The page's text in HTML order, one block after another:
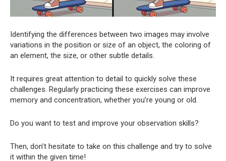
Identifying the differences between two images may involve
variations in the position or size of an object, the coloring of
an element, the size, or other subtle details.
It requires great attention to detail to quickly solve these
challenges. Regularly practicing these exercises can improve
memory and concentration, whether you’re young or old.
Do you want to test and improve your observation skills?
Then, don’t hesitate to take on this challenge and try to solve
it within the given time!